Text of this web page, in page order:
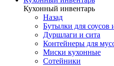
Кухонный инвентарь
Назад
Бутылки для соусов
Дуршлаги и сита
Контейнеры для
Миски кухонные
Сотейники